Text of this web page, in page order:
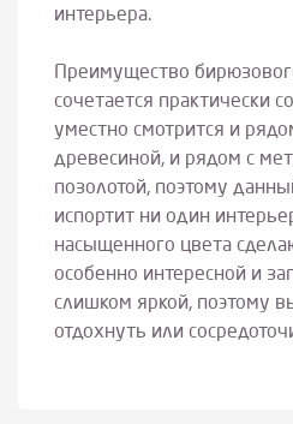
интерьера.
Преимущество
сочетается практически
уместно смотрится и
древесиной, и рядом с
позолотой, поэтому
испортит ни один
насыщенного цвета
особенно интересной и
слишком яркой, поэтому
отдохнуть или